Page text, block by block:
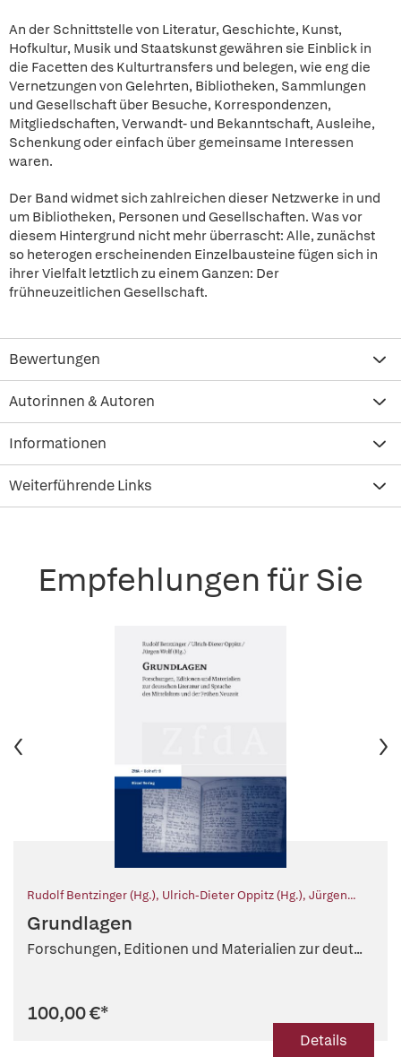
An der Schnittstelle von Literatur, Geschichte, Kunst,
Hofkultur, Musik und Staatskunst gewähren sie Einblick in
die Facetten des Kulturtransfers und belegen, wie eng die
Vernetzungen von Gelehrten, Bibliotheken, Sammlungen
und Gesellschaft über Besuche, Korrespondenzen,
Mitgliedschaften, Verwandt- und Bekanntschaft, Ausleihe,
Schenkung oder einfach über gemeinsame Interessen
waren.
Der Band widmet sich zahlreichen dieser Netzwerke in und
um Bibliotheken, Personen und Gesellschaften. Was vor
diesem Hintergrund nicht mehr überrascht: Alle, zunächst
so heterogen erscheinenden Einzelbausteine fügen sich in
ihrer Vielfalt letztlich zu einem Ganzen: Der
frühneuzeitlichen Gesellschaft.
Bewertungen
Autorinnen & Autoren
Informationen
Weiterführende Links
Empfehlungen für Sie
Rudolf Bentzinger (Hg.), Ulrich-Dieter Oppitz (Hg.), Jürgen
Grundlagen
Forschungen, Editionen und Materialien zur deut...
100,00 €*
Details